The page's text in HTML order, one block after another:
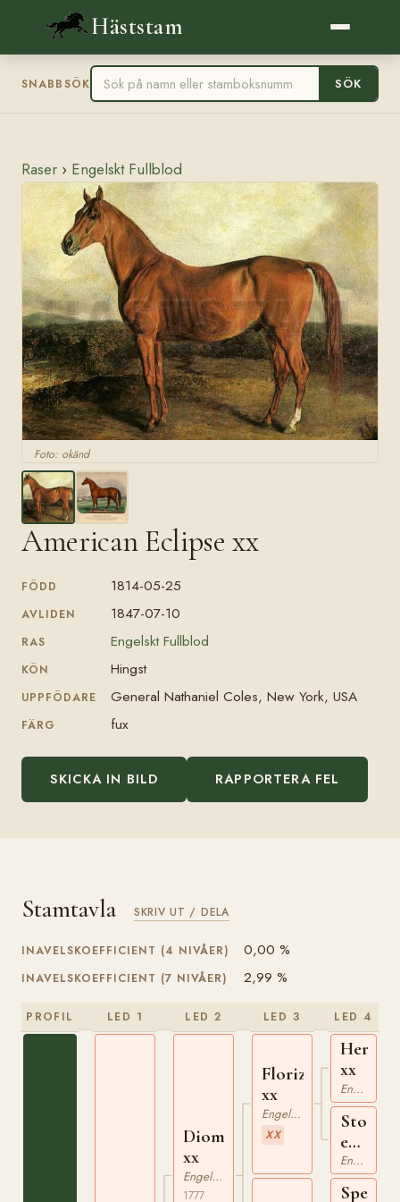
Häststam
SNABBSÖK SÖK
Raser › Engelskt Fullblod
Foto: okänd
American Eclipse xx
FÖDD 1814-05-25
AVLIDEN 1847-07-10
RAS Engelskt Fullblod
KÖN Hingst
UPPFÖDARE General Nathaniel Coles, New York, USA
FÄRG fux
SKICKA IN BILD RAPPORTERA FEL
Stamtavla SKRIV UT / DELA
INAVELSKOEFFICIENT (4 NIVÅER) 0,00 %
INAVELSKOEFFICIENT (7 NIVÅER) 2,99 %
PROFIL LED 1 LED 2
Diomed
xx
Engelskt Fullblod
1777
LED 3
Florizel
xx
Engelskt Fullblod
XX
LED 4
Herod
xx
Engelskt Fullblod
Sto
e
Cygnet
xx
Engelskt Fullblod